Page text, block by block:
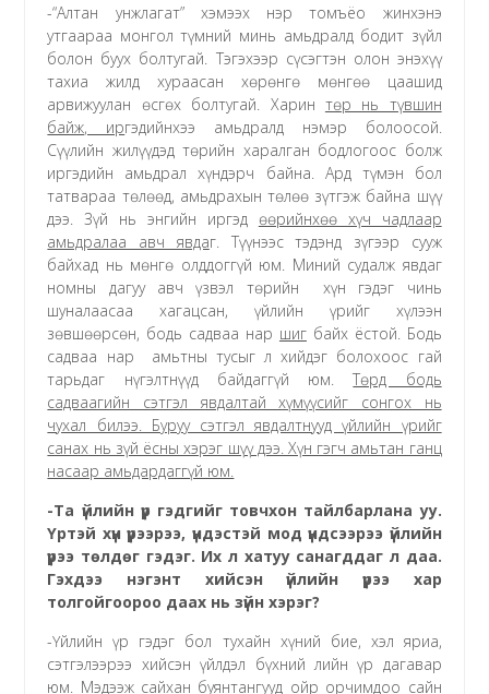
-“Алтан унжлагат” хэмээх нэр томъёо жинхэнэ
утгаараа монгол түмний минь амьдралд бодит зүйл
болон буух болтугай. Тэгэхээр сүсэгтэн олон энэхүү
тахиа жилд хураасан хөрөнгө мөнгөө цаашид
арвижуулан өсгөх болтугай. Харин төр нь түвшин
байж, иргэдийнхээ амьдралд нэмэр болоосой.
Сүүлийн жилүүдэд төрийн харалган бодлогоос болж
иргэдийн амьдрал хүндэрч байна. Ард түмэн бол
татвараа төлөөд, амьдрахын төлөө зүтгэж байна шүү
дээ. Зүй нь энгийн иргэд өөрийнхөө хүч чадлаар
амьдралаа авч явдаг. Түүнээс тэдэнд зүгээр сууж
байхад нь мөнгө олддоггүй юм. Миний судалж явдаг
номны дагуу авч үзвэл төрийн хүн гэдэг чинь
шуналаасаа хагацсан, үйлийн үрийг хүлээн
зөвшөөрсөн, бодь садваа нар шигбайх ёстой. Бодь
садваа нар амьтны тусыг л хийдэг болохоос гай
тарьдаг нүгэлтнүүд байдаггүй юм.Төрд бодь
садваагийн сэтгэл явдалтай хүмүүсийг сонгох нь
чухал билээ. Буруу сэтгэл явдалтнууд үйлийн үрийг
санах нь зүй ёсны хэрэг шүү дээ. Хүн гэгч амьтан ганц
насаар амьдардаггүй юм.
-Та үйлийн үр гэдгийг товчхон тайлбарлана уу.
Үртэй хүн үрээрээ, үндэстэй мод үндсээрээ үйлийн
үрээ төлдөг гэдэг. Их л хатуу санагддаг л даа.
Гэхдээ нэгэнт хийсэн үйлийн үрээ хар
толгойгоороо даах нь зүйн хэрэг?
-Үйлийн үр гэдэг бол тухайн хүний бие, хэл яриа,
сэтгэлээрээ хийсэн үйлдэл бүхний лийн үр дагавар
юм. Мэдээж сайхан буянтангууд ойр орчимдоо сайн